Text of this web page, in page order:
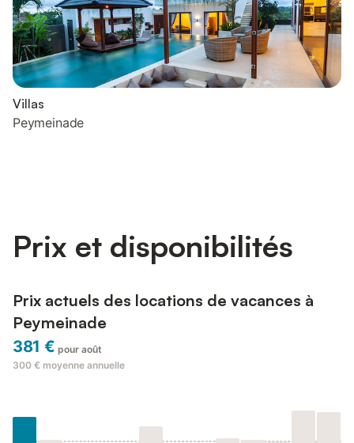
Villas
Peymeinade
Prix et disponibilités
Prix actuels des locations de vacances à
Peymeinade
381 € pour août
300 € moyenne annuelle